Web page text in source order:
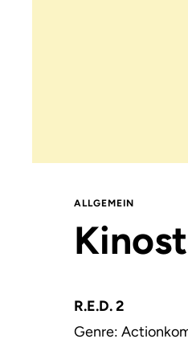
ALLGEMEIN
R.E.D. 2
Genre: